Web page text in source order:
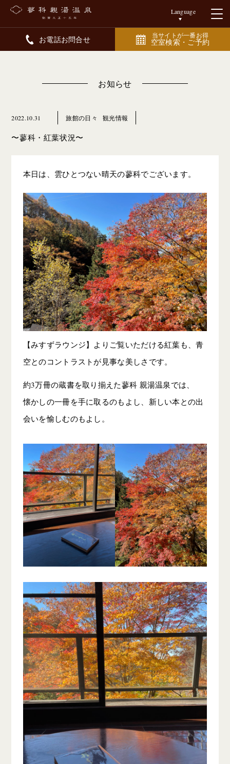
Language
お電話お問合せ 当サイトが一番お得
空室検索・ご予約
お知らせ
2022.10.31 旅館の日々 観光情報
〜蓼科・紅葉状況〜
本日は、雲ひとつない晴天の蓼科でございます。
【みすずラウンジ】よりご覧いただける紅葉も、青
空とのコントラストが見事な美しさです。
約3万冊の蔵書を取り揃えた蓼科 親湯温泉では、
懐かしの一冊を手に取るのもよし、新しい本との出
会いを愉しむのもよし。